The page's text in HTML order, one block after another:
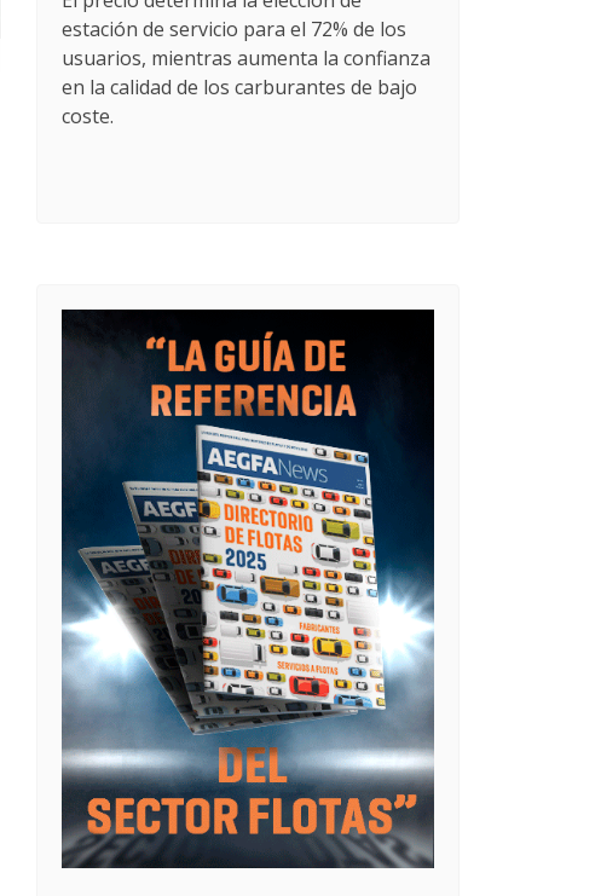
estación de servicio para el 72% de los
usuarios, mientras aumenta la confianza
en la calidad de los carburantes de bajo
coste.